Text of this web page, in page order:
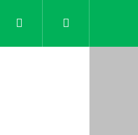
KontaktyPřihlášení